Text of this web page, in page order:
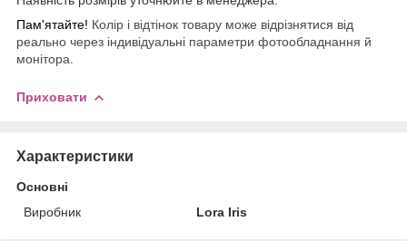
Пам'ятайте! Колір і відтінок товару може відрізнятися від
реально через індивідуальні параметри фотообладнання й
монітора.
Приховати
Характеристики
Основні
Виробник
Lora Iris